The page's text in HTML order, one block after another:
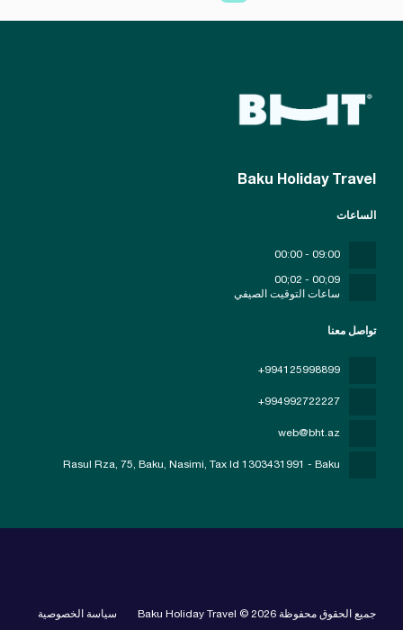
Baku Holiday Travel
تواصل معنا
+994125998899
+994992722227
web@bht.az
Rasul Rza, 75, Baku, Nasimi, Tax Id 1303431991 - Baku
الساعات
09:00 - 00:00
09;00 - 02;00
ساعات التوقيت الصيفي
جميع الحقوق محفوظة Baku Holiday Travel © 2026 سياسة الخصوصية